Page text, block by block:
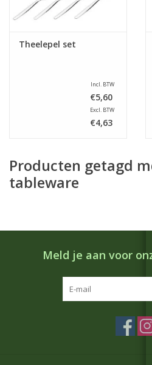
Theelepel set
Incl. BTW
€5,60
Excl. BTW
€4,63
Producten getagd
tableware
Meld je aan voor